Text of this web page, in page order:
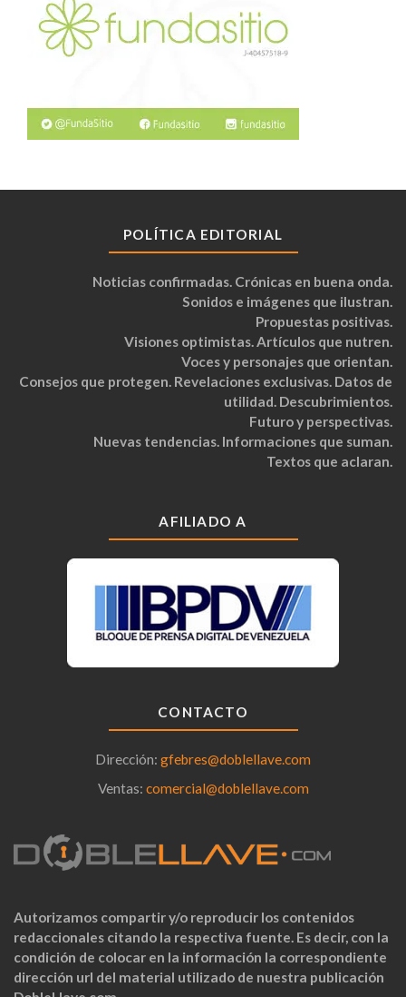
POLÍTICA EDITORIAL
Noticias confirmadas. Crónicas en buena onda.
Sonidos e imágenes que ilustran.
Propuestas positivas.
Visiones optimistas. Artículos que nutren.
Voces y personajes que orientan.
Consejos que protegen. Revelaciones exclusivas. Datos de
utilidad. Descubrimientos.
Futuro y perspectivas.
Nuevas tendencias. Informaciones que suman.
Textos que aclaran.
AFILIADO A
CONTACTO
Dirección: gfebres@doblellave.com
Ventas: comercial@doblellave.com
Autorizamos compartir y/o reproducir los contenidos
redaccionales citando la respectiva fuente. Es decir, con la
condición de colocar en la información la correspondiente
dirección url del material utilizado de nuestra publicación